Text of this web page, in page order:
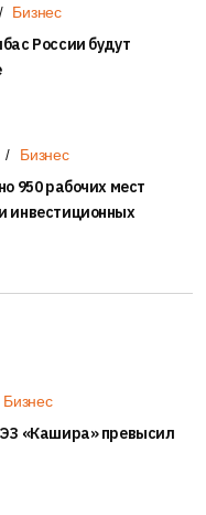
Бизнес
России будут
Бизнес
950 рабочих мест
инвестиционных
Бизнес
«Кашира» превысил